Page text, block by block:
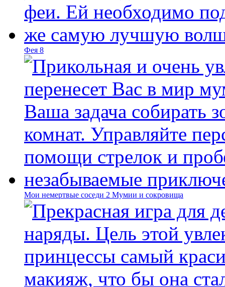
Фея 8
Мои немертвые соседи 2 Мумии и сокровища